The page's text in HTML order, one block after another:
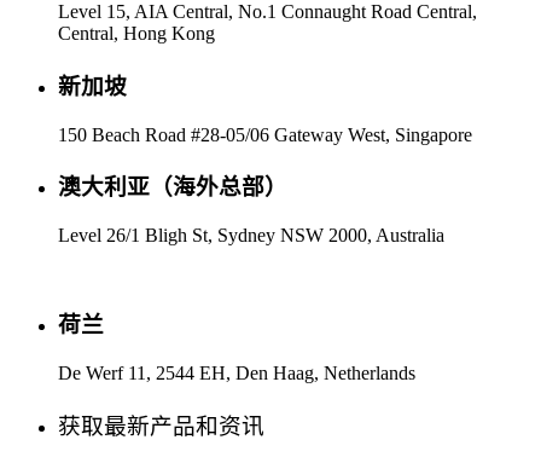
Level 15, AIA Central, No.1 Connaught Road Central,
Central, Hong Kong
新加坡
150 Beach Road #28-05/06 Gateway West, Singapore
澳大利亚（海外总部）
Level 26/1 Bligh St, Sydney NSW 2000, Australia
荷兰
De Werf 11, 2544 EH, Den Haag, Netherlands
获取最新产品和资讯